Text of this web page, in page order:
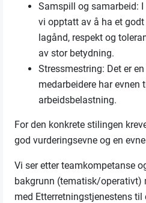
Samspill og samarbeid:
vi opptatt av å ha et
lagånd, respekt og
av stor betydning.
Stressmestring: Det er
medarbeidere har
arbeidsbelastning.
For den konkrete stilingen
god vurderingsevne og en
Vi ser etter teamkompetanse
bakgrunn (tematisk/operativt)
med Etterretningstjenestens